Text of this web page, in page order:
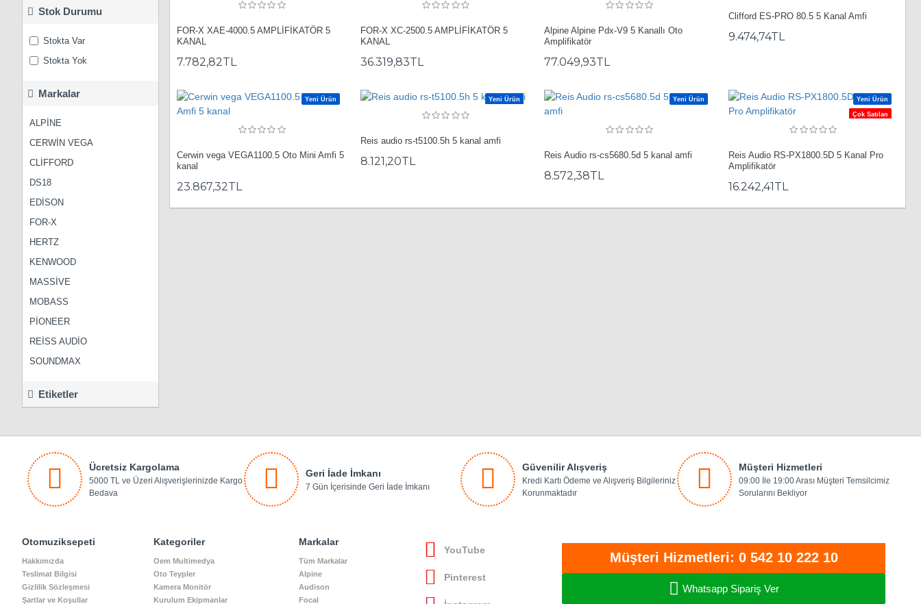
Markalar
ALPİNE
CERWİN VEGA
CLİFFORD
DS18
EDİSON
FOR-X
HERTZ
KENWOOD
MASSİVE
MOBASS
PİONEER
REİSS AUDİO
SOUNDMAX
Etiketler
Stok Durumu
Stokta Var
Stokta Yok
FOR-X XAE-4000.5 AMPLİFİKATÖR 5
KANAL
7.782,82TL
FOR-X XC-2500.5 AMPLİFİKATÖR 5
KANAL
36.319,83TL
Alpine Alpine Pdx-V9 5 Kanallı Oto
Amplifikatör
77.049,93TL
Clifford ES-PRO 80.5 5 Kanal Amfi
9.474,74TL
Yeni Ürün
Cerwin vega VEGA1100.5 Oto Mini Amfi 5
kanal
23.867,32TL
Yeni Ürün
Reis audio rs-t5100.5h 5 kanal amfi
8.121,20TL
Yeni Ürün
Reis Audio rs-cs5680.5d 5 kanal amfi
8.572,38TL
Yeni Ürün
Çok Satılan
Reis Audio RS-PX1800.5D 5 Kanal Pro
Amplifikatör
16.242,41TL
Ücretsiz Kargolama
5000 TL ve Üzeri Alışverişlerinizde Kargo
Bedava
Geri İade İmkanı
7 Gün İçerisinde Geri İade İmkanı
Güvenilir Alışveriş
Kredi Kartı Ödeme ve Alışveriş Bilgileriniz
Korunmaktadır
Müşteri Hizmetleri
09:00 İle 19:00 Arası Müşteri Temsilcimiz
Sorularını Bekliyor
Otomuziksepeti
Hakkımızda
Teslimat Bilgisi
Gizlilik Sözleşmesi
Şartlar ve Koşullar
Kategoriler
Oem Multimedya
Oto Teypler
Kamera Monitör
Kurulum Ekipmanlar
Markalar
Tüm Markalar
Alpine
Audison
Focal
YouTube
Pinterest
Müşteri Hizmetleri: 0 542 10 222 10
Whatsapp Sipariş Ver